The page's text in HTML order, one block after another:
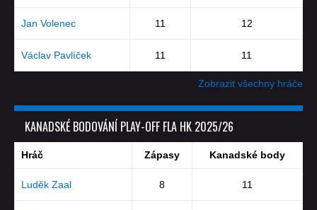
Jan Volenec 11 12
Václav Pavlíček 11 11
Zobrazit všechny hráče
KANADSKÉ BODOVÁNÍ PLAY-OFF FLA HK 2025/26
Hráč Zápasy Kanadské body
Luděk Zaal 8 11